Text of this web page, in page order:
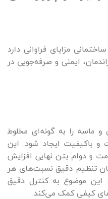
مزایای فراوانی دارد
ایمنی و صرفه‌جویی در
ماسه را به‌ گونه‌ای مخلوط
باکیفیت ایجاد شود. این
و دوام بتن نهایی افزایش
تنظیم دقیق نسبت‌های هر
این موضوع به کنترل دقیق
کیفی کمک می‌کند.